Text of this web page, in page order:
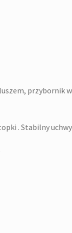
przybornik w
. Stabilny